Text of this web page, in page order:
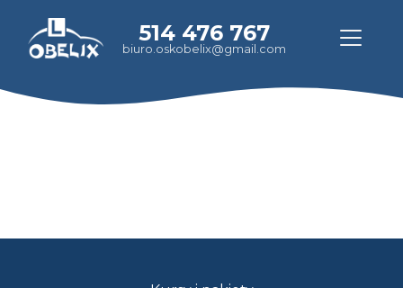
514 476 767
biuro.oskobelix@gmail.com